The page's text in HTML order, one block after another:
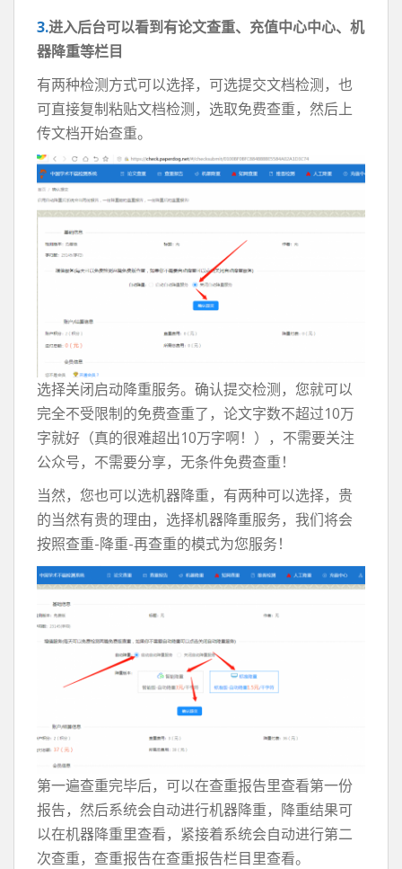
3.进入后台可以看到有论文查重、充值中心中心、机
器降重等栏目
有两种检测方式可以选择，可选提交文档检测，也
可直接复制粘贴文档检测，选取免费查重，然后上
传文档开始查重。
选择关闭启动降重服务。确认提交检测，您就可以
完全不受限制的免费查重了，论文字数不超过10万
字就好（真的很难超出10万字啊！），不需要关注
公众号，不需要分享，无条件免费查重！
当然，您也可以选机器降重，有两种可以选择，贵
的当然有贵的理由，选择机器降重服务，我们将会
按照查重-降重-再查重的模式为您服务！
第一遍查重完毕后，可以在查重报告里查看第一份
报告，然后系统会自动进行机器降重，降重结果可
以在机器降重里查看，紧接着系统会自动进行第二
次查重，查重报告在查重报告栏目里查看。